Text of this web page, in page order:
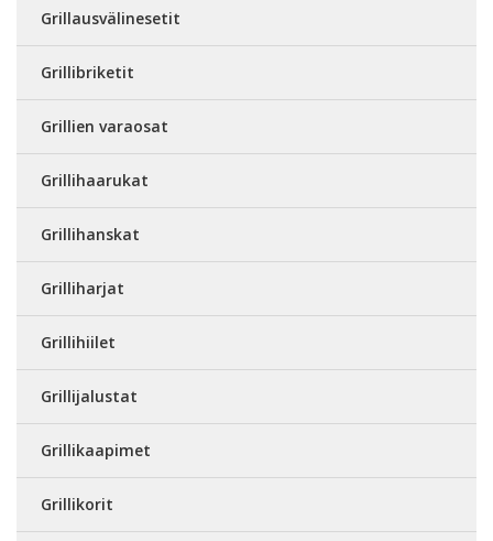
Grillausvälinesetit
Grillibriketit
Grillien varaosat
Grillihaarukat
Grillihanskat
Grilliharjat
Grillihiilet
Grillijalustat
Grillikaapimet
Grillikorit